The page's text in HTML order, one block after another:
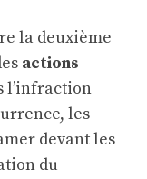
la deuxième
actions
l’infraction
les
devant les
du